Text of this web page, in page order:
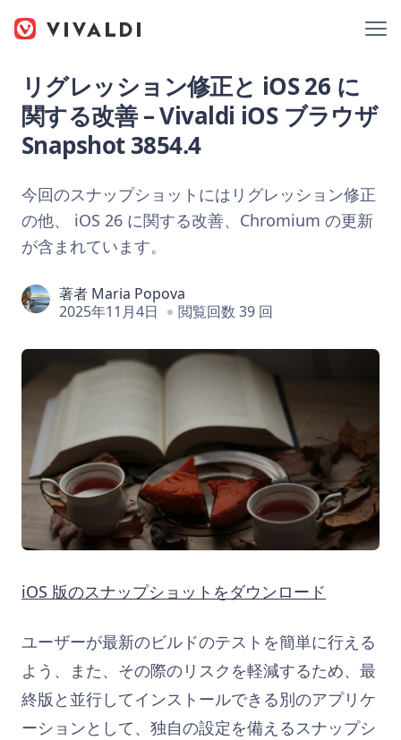
リグレッション修正と iOS 26 に
関する改善 – Vivaldi iOS ブラウザ
Snapshot 3854.4
今回のスナップショットにはリグレッション修正
の他、 iOS 26 に関する改善、Chromium の更新
が含まれています。
著者 Maria Popova
2025年11月4日
閲覧回数 39 回
iOS 版のスナップショットをダウンロード
ユーザーが最新のビルドのテストを簡単に行える
よう、また、その際のリスクを軽減するため、最
終版と並行してインストールできる別のアプリケ
ーションとして、独自の設定を備えるスナップシ